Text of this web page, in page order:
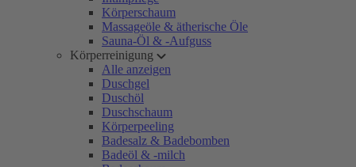
Körperschaum
Massageöle & ätherische Öle
Sauna-Öl & -Aufguss
Körperreinigung
Alle anzeigen
Duschgel
Duschöl
Duschschaum
Körperpeeling
Badesalz & Badebomben
Badeöl & -milch